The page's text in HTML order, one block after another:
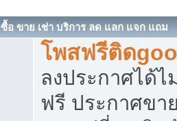
ซื้อ ขาย เช่า บริการ ลด แลก แจก แถม
โพสฟรีติด
ลงประกาศได้
ฟรี ประกาศข